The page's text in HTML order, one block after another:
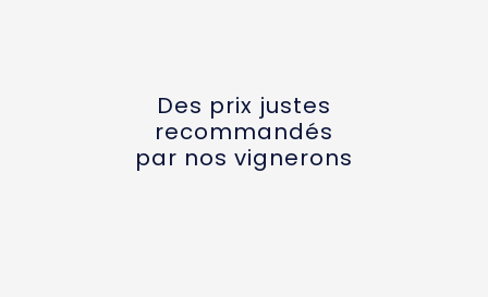
Des prix justes
recommandés
par nos vignerons